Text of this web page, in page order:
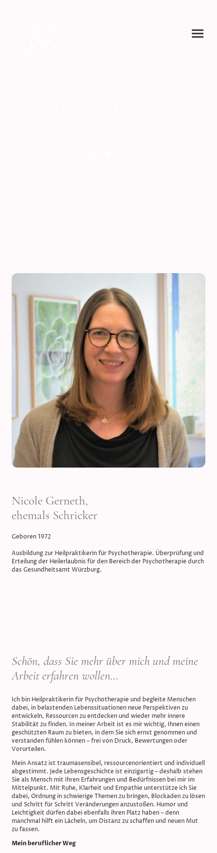
Nicole Gerneth,
ehemals Schricker
Geboren 1972
Ausbildung zur Heilpraktikerin für Psychotherapie. Überprüfung und
Erteilung der Heilerlaubnis für den Bereich der Psychotherapie durch
das Gesundheitsamt Würzburg.
Schön, dass Sie mehr über mich und meine
Arbeit erfahren wollen…
Ich bin Heilpraktikerin für Psychotherapie und begleite Menschen
dabei, in belastenden Lebenssituationen neue Perspektiven zu
entwickeln, Ressourcen zu entdecken und wieder mehr innere
Stabilität zu finden. In meiner Arbeit ist es mir wichtig, Ihnen einen
geschützten Raum zu bieten, in dem Sie sich ernst genommen und
verstanden fühlen können – frei von Druck, Bewertungen oder
Vorurteilen.
Mein Ansatz ist traumasensibel, ressourcenorientiert und individuell
abgestimmt. Jede Lebensgeschichte ist einzigartig – deshalb stehen
Sie als Mensch mit Ihren Erfahrungen und Bedürfnissen bei mir im
Mittelpunkt. Mit Ruhe, Klarheit und Empathie unterstütze ich Sie
dabei, Ordnung in schwierige Themen zu bringen, Blockaden zu lösen
und Schritt für Schritt Veränderungen anzustoßen. Humor und
Leichtigkeit dürfen dabei ebenfalls ihren Platz haben – denn
manchmal hilft ein Lächeln, um Distanz zu schaffen und neuen Mut
zu fassen.
Mein beruflicher Weg